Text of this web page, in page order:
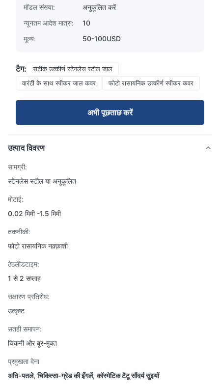
मॉडल संख्या:
अनुकूलित करें
न्यूनतम आदेश मात्रा:
10
मूल्य:
50-100USD
टैग:
सटीक उत्कीर्ण स्टेनलेस स्टील जाल
वारंटी के साथ स्पीकर जाल कवर
फोटो रासायनिक उत्कीर्ण स्पीकर कवर
अभी पूछताछ करें
उत्पाद विवरण
सामग्री:
स्टेनलेस स्टील या अनुकूलित
मोटाई:
0.02 मिमी -1.5 मिमी
तकनीकी:
फोटो रासायनिक नक़्क़ाशी
ठेठलीडटाइम:
1 से 2 सप्ताह
संक्षारण प्रतिरोध:
उत्कृष्ट
सतही समापन:
चिकनी और बूर-मुक्त
प्रमुखता देना
अति-पतले,चिकित्सा-ग्रेड की इँगलें,कॉस्मेटिक टैटू सौंदर्य सुइयों